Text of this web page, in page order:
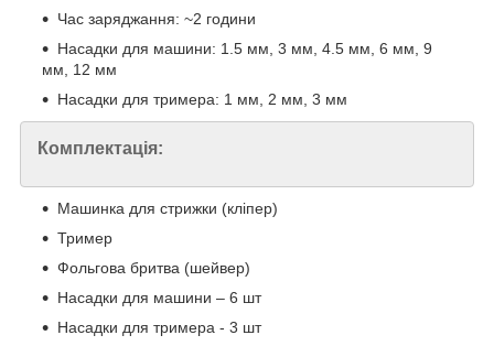
Час заряджання: ~2 години
Насадки для машини: 1.5 мм, 3 мм, 4.5 мм, 6 мм, 9
мм, 12 мм
Насадки для тримера: 1 мм, 2 мм, 3 мм
Комплектація:
Машинка для стрижки (кліпер)
Тример
Фольгова бритва (шейвер)
Насадки для машини – 6 шт
Насадки для тримера - 3 шт